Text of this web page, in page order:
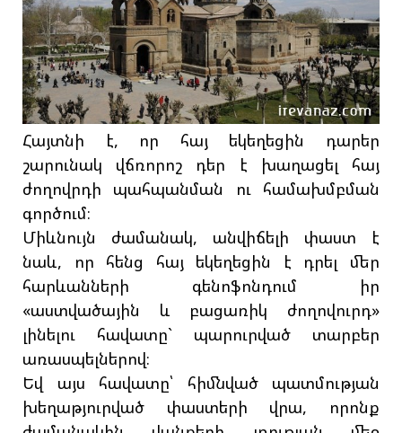
Հայտնի է, որ հայ եկեղեցին դարեր
շարունակ վճռորոշ դեր է խաղացել հայ
ժողովրդի պահպանման ու համախմբման
գործում։
Միևնույն ժամանակ, անվիճելի փաստ է
նաև, որ հենց հայ եկեղեցին է դրել մեր
հարևանների գենոֆոնդում իր
«աստվածային և բացառիկ ժողովուրդ»
լինելու հավատը` պարուրված տարբեր
առասպելներով։
Եվ այս հավատը՝ հիմնված պատմության
խեղաթյուրված փաստերի վրա, որոնք